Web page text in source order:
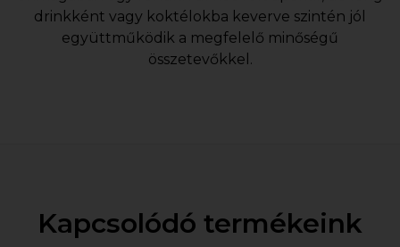
drinkként vagy koktélokba keverve szintén jól
együttműködik a megfelelő minőségű
összetevőkkel.
Kapcsolódó termékeink